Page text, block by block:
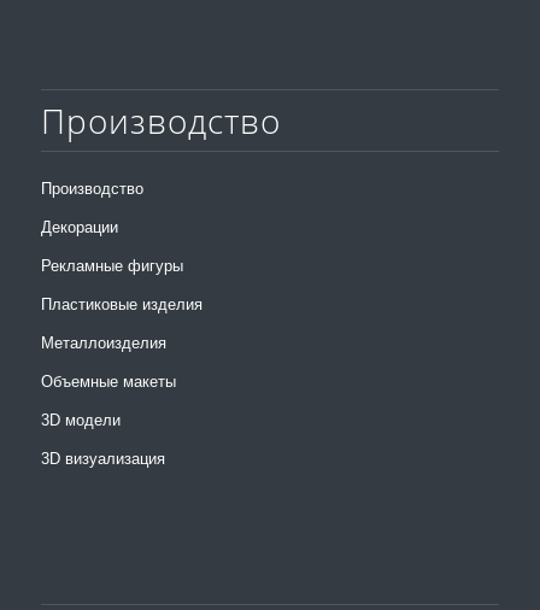
Производство
Производство
Декорации
Рекламные фигуры
Пластиковые изделия
Металлоизделия
Объемные макеты
3D модели
3D визуализация